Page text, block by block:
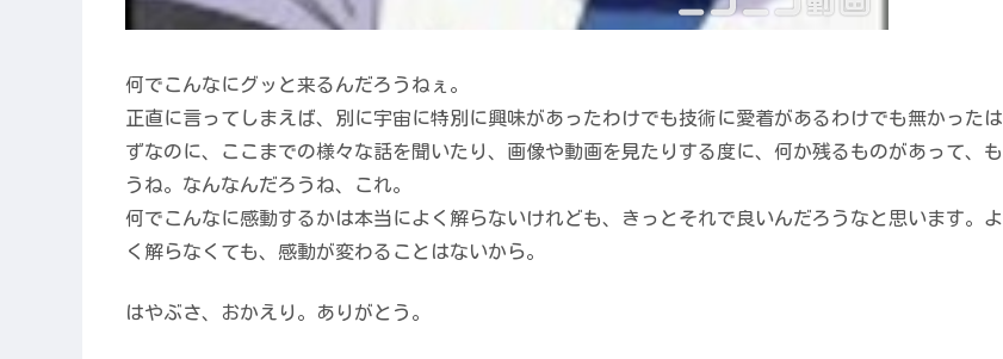
何でこんなにグッと来るんだろうねぇ。
正直に言ってしまえば、別に宇宙に特別に興味があったわけでも技術に愛着があるわけでも無かったは
ずなのに、ここまでの様々な話を聞いたり、画像や動画を見たりする度に、何か残るものがあって、も
うね。なんなんだろうね、これ。
何でこんなに感動するかは本当によく解らないけれども、きっとそれで良いんだろうなと思います。よ
く解らなくても、感動が変わることはないから。
はやぶさ、おかえり。ありがとう。